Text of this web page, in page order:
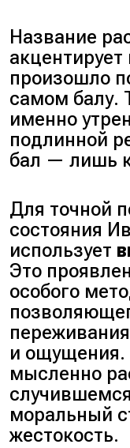
Название
произошло
самом балу.
именно
подлинной
бал — лишь
Для точной
состояния
использует
Это
особого
и ощущения.
мысленно
моральный
жестокость.